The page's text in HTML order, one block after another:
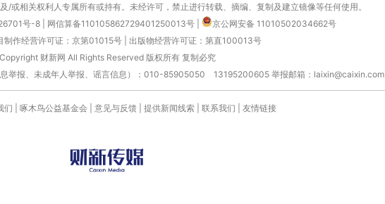
/或相关权利人专属所有或持有。未经许可，禁止进行转载、摘编、复制及建立镜像等任何使用。
号-8 网信算备110105862729401250013号
京公网安备 11010502034662号
制作经营许可证：京第01015号| 出版物经营许可证：第直100013号
Copyright 财新网 All Rights Reserved 版权所有 复制必究
息举报、未成年人举报、谣言信息）：010-85905050 13195200605 举报邮箱：laixin@caixin.com
们 啄木鸟公益基金会 意见与反馈 提供新闻线索 联系我们 友情链接